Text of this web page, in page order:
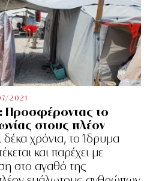
2021
το
στους πλέον
δέκα χρόνια, το Ίδρυμα
και παρέχει με
στο αγαθό της